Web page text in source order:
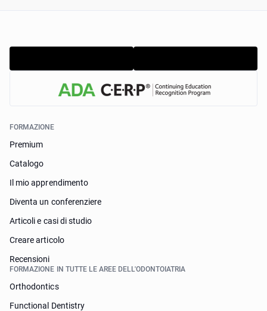
FORMAZIONE
Premium
Catalogo
Il mio apprendimento
Diventa un conferenziere
Articoli e casi di studio
Creare articolo
Recensioni
FORMAZIONE IN TUTTE LE AREE DELL'ODONTOIATRIA
Orthodontics
Functional Dentistry